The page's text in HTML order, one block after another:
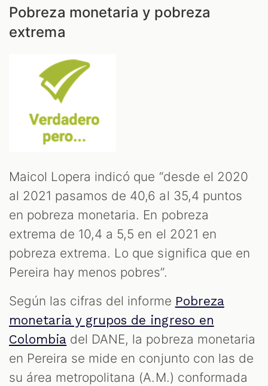
Pobreza monetaria y pobreza
extrema
Maicol Lopera indicó que “desde el 2020
al 2021 pasamos de 40,6 al 35,4 puntos
en pobreza monetaria. En pobreza
extrema de 10,4 a 5,5 en el 2021 en
pobreza extrema. Lo que significa que en
Pereira hay menos pobres”.
Según las cifras del informe Pobreza
monetaria y grupos de ingreso en
Colombia del DANE, la pobreza monetaria
en Pereira se mide en conjunto con las de
su área metropolitana (A.M.) conformada